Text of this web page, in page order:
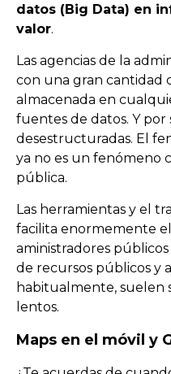
datos (Big Data) en
valor.
Las agencias de la
con una gran cantidad
almacenada en
fuentes de datos. Y
desestructuradas. El
ya no es un fenómeno
pública.
Las herramientas y el
facilita enormemente
aministradores
de recursos públicos y
habitualmente, suelen
lentos.
Maps en el móvil y